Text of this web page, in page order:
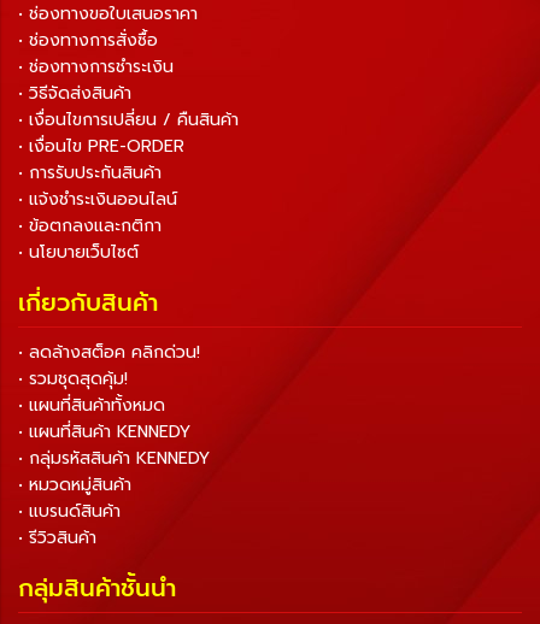
• ช่องทางขอใบเสนอราคา
• ช่องทางการสั่งซื้อ
• ช่องทางการชำระเงิน
• วิธีจัดส่งสินค้า
• เงื่อนไขการเปลี่ยน / คืนสินค้า
• เงื่อนไข PRE-ORDER
• การรับประกันสินค้า
• แจ้งชำระเงินออนไลน์
• ข้อตกลงและกติกา
• นโยบายเว็บไซต์
เกี่ยวกับสินค้า
• ลดล้างสต็อค คลิกด่วน!
• รวมชุดสุดคุ้ม!
• แผนที่สินค้าทั้งหมด
• แผนที่สินค้า KENNEDY
• กลุ่มรหัสสินค้า KENNEDY
• หมวดหมู่สินค้า
• แบรนด์สินค้า
• รีวิวสินค้า
กลุ่มสินค้าชั้นนำ